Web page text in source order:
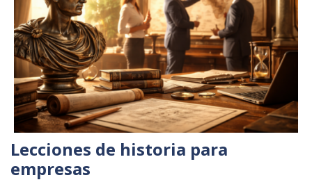
Lecciones de historia para
empresas